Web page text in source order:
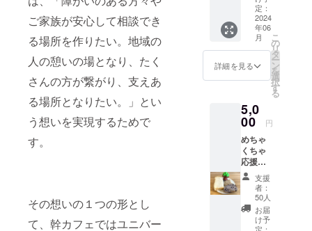
ご家族が安心して相談でき
る場所を作りたい。地域の
人の憩いの場となり、たく
さんの方が繋がり、支えあ
る場所となりたい。」とい
う想いを実現するためで
す。
その想いの１つの形とし
て、幹カフェではユニバー
ます。
ポスト
カード
をお送
りしま
す。
定：
2024
年06
月
詳細を見る
こ
の
リ
タ
ー
ン
を
選
択
す
る
5,0
00 円
めちゃ
くちゃ
応援す
るプラ
ン
5,000
円...心を
込めた
お礼の
支援
者：
50人
お届
け予